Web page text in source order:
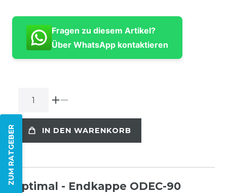
ZUM RATGEBER
Fragen zu diesem Artikel?
Über WhatsApp kontaktieren
IN DEN WARENKORB
Optimal - Endkappe ODEC-90